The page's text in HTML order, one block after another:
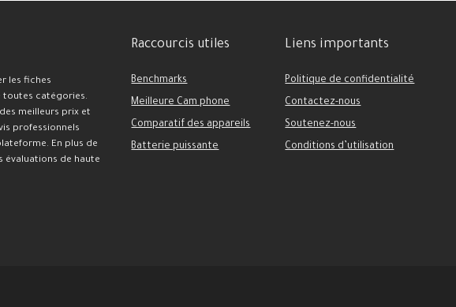
les fiches
toutes catégories.
meilleurs prix et
professionnels
En plus de
évaluations de haute
Raccourcis utiles
Benchmarks
Meilleure Cam phone
Comparatif des appareils
Batterie puissante
Liens importants
Politique de confidentialité
Contactez-nous
Soutenez-nous
Conditions d’utilisation